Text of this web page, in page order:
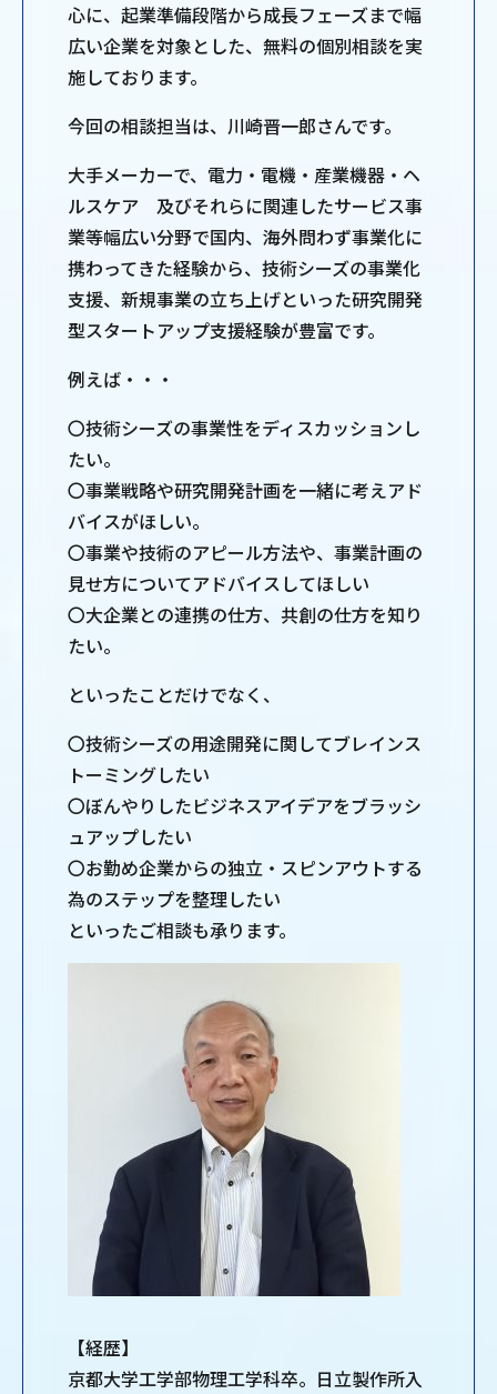
心に、起業準備段階から成長フェーズまで幅
広い企業を対象とした、無料の個別相談を実
施しております。
今回の相談担当は、川崎晋一郎さんです。
大手メーカーで、電力・電機・産業機器・ヘ
ルスケア 及びそれらに関連したサービス事
業等幅広い分野で国内、海外問わず事業化に
携わってきた経験から、技術シーズの事業化
支援、新規事業の立ち上げといった研究開発
型スタートアップ支援経験が豊富です。
例えば・・・
〇技術シーズの事業性をディスカッションし
たい。
〇事業戦略や研究開発計画を一緒に考えアド
バイスがほしい。
〇事業や技術のアピール方法や、事業計画の
見せ方についてアドバイスしてほしい
〇大企業との連携の仕方、共創の仕方を知り
たい。
といったことだけでなく、
〇技術シーズの用途開発に関してブレインス
トーミングしたい
〇ぼんやりしたビジネスアイデアをブラッシ
ュアップしたい
〇お勤め企業からの独立・スピンアウトする
為のステップを整理したい
といったご相談も承ります。
【経歴】
京都大学工学部物理工学科卒。日立製作所入